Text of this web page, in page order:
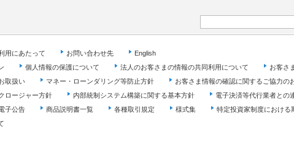
用にあたって お問い合わせ先
English
個人情報の保護について 法人のお客さまの情報の共同利用について お客さ
取扱い マネー・ローンダリング等防止方針 お客さま情報の確認に関するご協力の
ロージャー方針 内部統制システム構築に関する基本方針
電子決済等代行業者との
子公告 商品説明書一覧 各種取引規定 様式集
特定投資家制度における